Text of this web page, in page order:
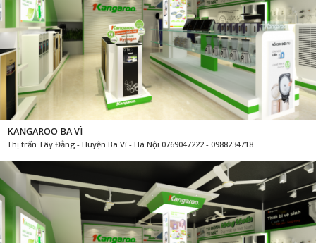
KANGAROO BA VÌ
Thị trấn Tây Đằng - Huyện Ba Vì - Hà Nội 0769047222 - 0988234718